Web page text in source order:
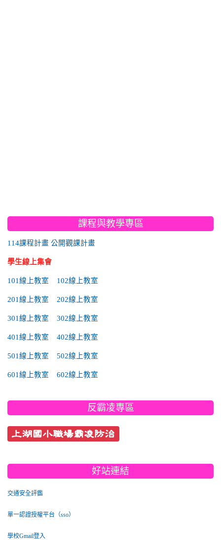
::: 課程與教學專區
114課程計畫 公開觀課計畫
學生線上集會
101線上教室 102線上教室
201線上教室 202線上教室
301線上教室 302線上教室
401線上教室 402線上教室
501線上教室 502線上教室
601線上教室 602線上教室
反霸凌專區
上湖國小職場霸凌防治
好站連結
交通安全評鑑
單一認證授權平台（sso）
學校Gmail登入